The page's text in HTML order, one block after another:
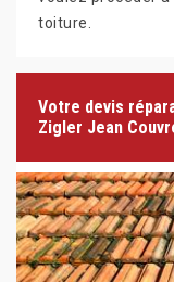
toiture.
Votre devis
Zigler Jean